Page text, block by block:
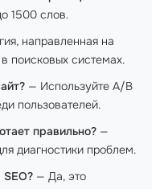
1500 слов.
направленная на
поисковых системах.
— Используйте A/B
пользователей.
правильно? —
диагностики проблем.
— Да, это